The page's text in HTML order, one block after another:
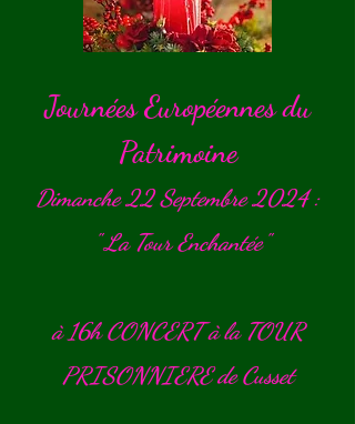
Journées Européennes du
Patrimoine
Dimanche 22 Septembre 2024 :
" La Tour Enchantée"
à 16h CONCERT à la TOUR
PRISONNIERE de Cusset